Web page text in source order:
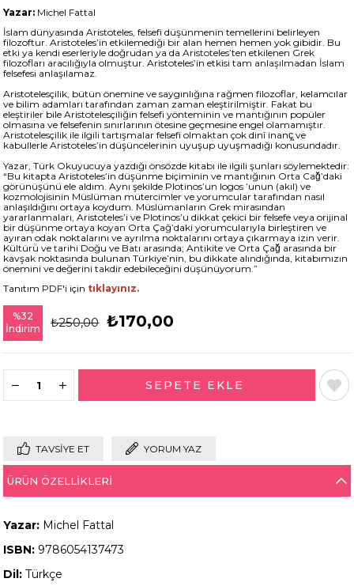
Yazar: Michel Fattal
İslam dünyasında Aristoteles, felsefi düşünmenin temellerini belirleyen
filozoftur. Aristoteles’in etkilemediği bir alan hemen hemen yok gibidir. Bu
etki ya kendi eserleriyle doğrudan ya da Aristoteles’ten etkilenen Grek
filozofları aracılığıyla olmuştur. Aristoteles’in etkisi tam anlaşılmadan İslam
felsefesi anlaşılamaz.
Aristotelesçilik, bütün önemine ve saygınlığına rağmen filozoflar, kelamcılar
ve bilim adamları tarafından zaman zaman eleştirilmiştir. Fakat bu
eleştiriler bile Aristotelesçiliğin felsefi yönteminin ve mantığının popüler
olmasına ve felsefenin sınırlarının ötesine geçmesine engel olamamıştır.
Aristotelesçilik ile ilgili tartışmalar felsefi olmaktan çok dinî inanç̧ ve
kabullerle Aristoteles’in düşüncelerinin uyuşup uyuşmadığı konusundadır.
Yazar, Türk Okuyucuya yazdığı önsözde kitabı ile ilgili şunları söylemektedir:
“Bu kitapta Aristoteles’in düşünme biçiminin ve mantığının Orta Cağ̆’daki
görünüşünü ele aldım. Aynı şekilde Plotinos’un logos ’unun (akıl) ve
kozmolojisinin Müslüman mütercimler ve yorumcular tarafından nasıl
anlaşıldığını ortaya koydum. Müslümanların Grek mirasından
yararlanmaları, Aristoteles’i ve Plotinos’u dikkat çekici bir felsefe veya orijinal
bir düşünme ortaya koyan Orta Çağ’daki yorumcularıyla birleştiren ve
ayıran odak noktalarını ve ayrılma noktalarını ortaya çıkarmaya izin verir.
Kültürü̈ ve tarihi Doğu ve Batı arasında; Antikite ve Orta Çağ̆ arasında bir
kavşak noktasında bulunan Türkiye’nin, bu dikkate alındığında, kitabımızın
önemini ve değerini takdir edebileceğini düşünüyorum.”
Tanıtım PDF'i için tıklayınız.
%32
İndirim
₺250,00 ₺170,00
TAVSIYE ET YORUM YAZ
ÜRÜN ÖZELLIKLERI
Yazar: Michel Fattal
ISBN: 9786054137473
Dil: Türkçe